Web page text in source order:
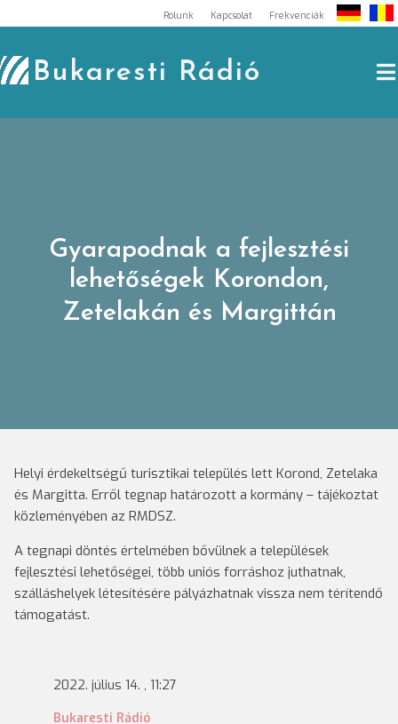
to
content
Rólunk Kapcsolat Frekvenciák
Bukaresti Rádió
Gyarapodnak a fejlesztési
lehetőségek Korondon,
Zetelakán és Margittán
Helyi érdekeltségű turisztikai település lett Korond, Zetelaka
és Margitta. Erről tegnap határozott a kormány – tájékoztat
közleményében az RMDSZ.
A tegnapi döntés értelmében bővülnek a települések
fejlesztési lehetőségei, több uniós forráshoz juthatnak,
szálláshelyek létesítésére pályázhatnak vissza nem térítendő
támogatást.
2022. július 14. , 11:27
Bukaresti Rádió